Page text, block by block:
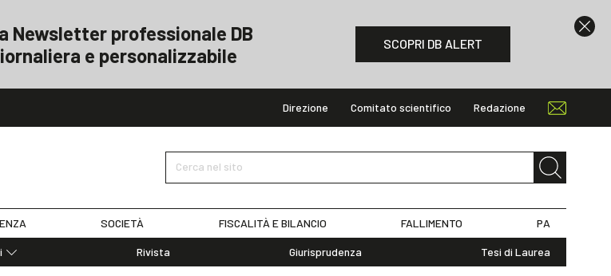
Newsletter professionale DB
e personalizzabile
SCOPRI DB ALERT
Direzione Comitato scientifico Redazione
Cerca nel sito
SOCIETÀ FISCALITÀ E BILANCIO FALLIMENTO PA
Rivista Giurisprudenza Tesi di Laurea